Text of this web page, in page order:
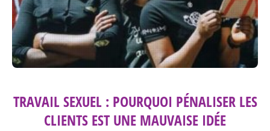
TRAVAIL SEXUEL : POURQUOI PÉNALISER LES
CLIENTS EST UNE MAUVAISE IDÉE